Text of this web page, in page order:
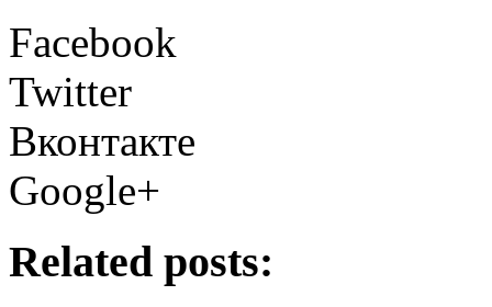
Facebook
Twitter
Вконтакте
Google+
Related posts: